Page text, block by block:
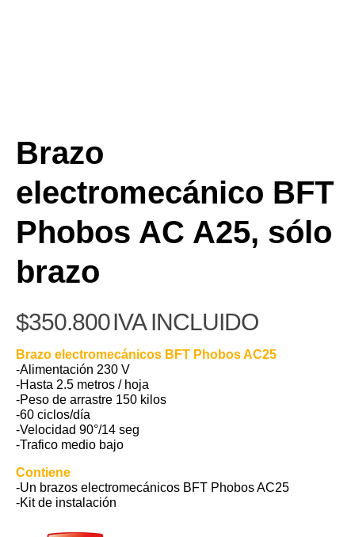
Brazo
electromecánico BFT
Phobos AC A25, sólo
brazo
$350.800IVA INCLUIDO
Brazo electromecánicos BFT Phobos AC25
-Alimentación 230 V
-Hasta 2.5 metros / hoja
-Peso de arrastre 150 kilos
-60 ciclos/día
-Velocidad 90°/14 seg
-Trafico medio bajo
Contiene
-Un brazos electromecánicos BFT Phobos AC25
-Kit de instalación